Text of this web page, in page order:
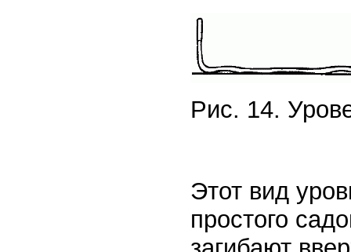
Рис. 14.
Этот вид
простого